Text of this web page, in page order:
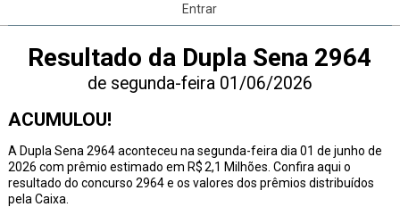
Entrar
Resultado da Dupla Sena 2964
de segunda-feira 01/06/2026
ACUMULOU!
A Dupla Sena 2964 aconteceu na segunda-feira dia 01 de junho de
2026 com prêmio estimado em R$ 2,1 Milhões. Confira aqui o
resultado do concurso 2964 e os valores dos prêmios distribuídos
pela Caixa.